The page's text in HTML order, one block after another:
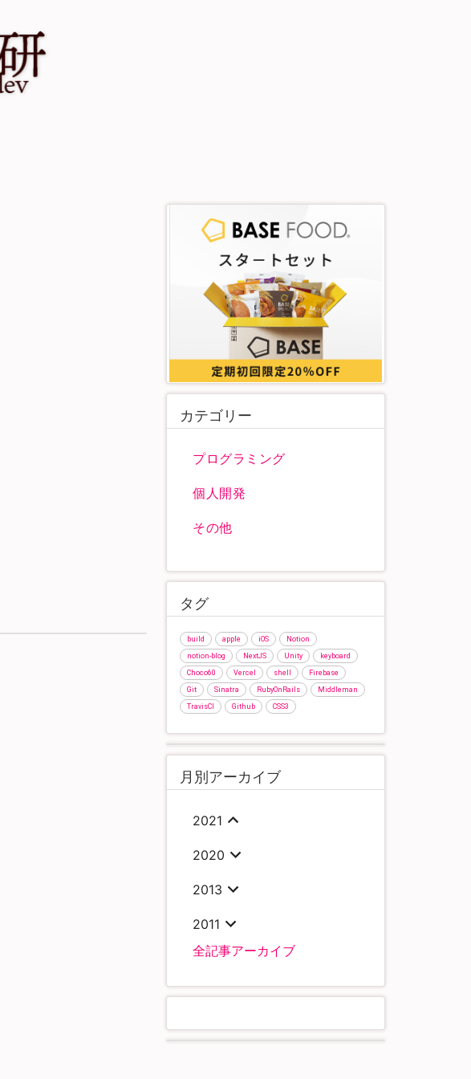
カテゴリー
プログラミング
個人開発
その他
タグ
build apple iOS Notion
notion-blog NextJS Unity keyboard
Choco60 Vercel shell Firebase
Git Sinatra RubyOnRails Middleman
TravisCI Github CSS3
月別アーカイブ
2021
2020
2013
2011
全記事アーカイブ